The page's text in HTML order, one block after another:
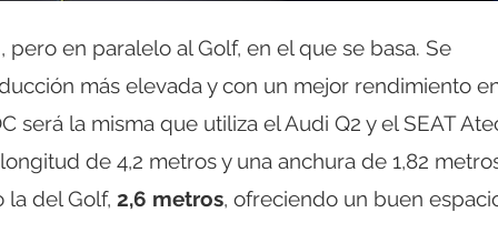
en paralelo al Golf, en el que se basa. Se
más elevada y con un mejor rendimiento
será la misma que utiliza el Audi Q2 y el SEAT
de 4,2 metros y una anchura de 1,82
la del Golf, 2,6 metros, ofreciendo un buen